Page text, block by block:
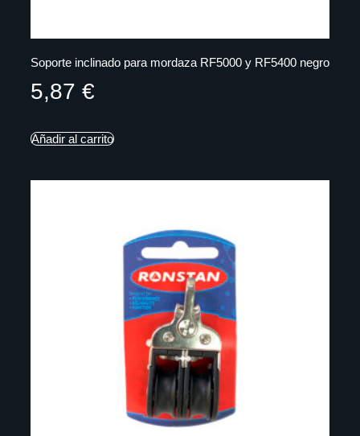
Soporte inclinado para mordaza RF5000 y RF5400 negro
5,87 €
Añadir al carrito